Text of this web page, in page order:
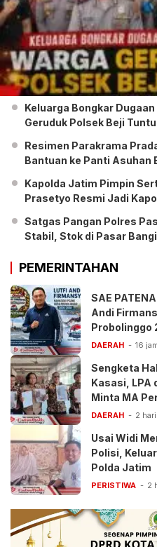
Keluarga Bongkar
Geruduk Polsek Beji
Resimen Parakrama
Bantuan ke Panti Asuhan
Kapolda Jatim Pimpin
Prasetyo Resmi Jadi
Satgas Pangan Polres
Stabil, Stok di Pasar
PEMERINTAHAN
SAE
Andi
Probolinggo
DAERAH 16
Sengketa
Kasasi, LPA
Minta MA
Anak
DAERAH 2
Usai Widi
Polisi,
Polda Jatim
PERISTIWA 2